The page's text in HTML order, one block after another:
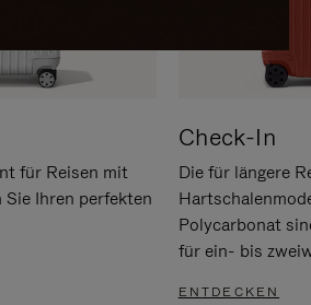
für Reisen mit
Ihren perfekten
Check-In
Die für längere
Polycarbonat
für ein- bis
ENTDECKEN